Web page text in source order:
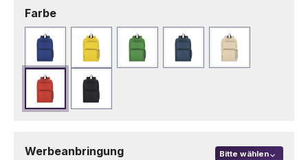
Farbeauswählen
Blau Gelb Grün MarineblauNaturfarbe
Rot Schwarz
Werbeanbringung Bitte wählen